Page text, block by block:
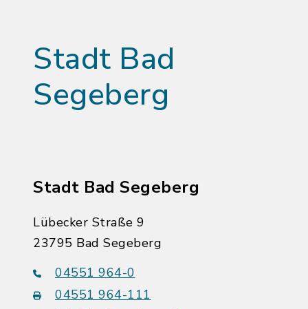
Stadt Bad
Segeberg
Stadt Bad Segeberg
Lübecker Straße 9
23795 Bad Segeberg
04551 964-0
04551 964-111